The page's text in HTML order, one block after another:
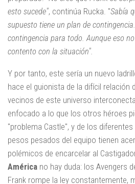
esto sucede", continúa Rucka. "Sabía
supuesto tiene un plan de
contingencia para todo. Aunque eso
contento con la situación".
Y por tanto, este sería un nuevo
hace el guionista de la difícil relación
vecinos de este universo
enfocado a lo que los otros héroes
"problema Castle", y de los
pesos pesados del equipo tienen
polémicos de encarcelar al
América no hay duda: los Avengers
Frank rompe la ley constantemente,